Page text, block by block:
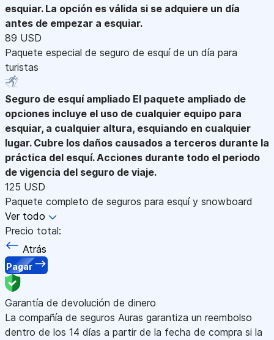
esquiar. La opción es válida si se adquiere un día
antes de empezar a esquiar.
89 USD
Paquete especial de seguro de esquí de un día para
turistas
Seguro de esquí ampliado El paquete ampliado de
opciones incluye el uso de cualquier equipo para
esquiar, a cualquier altura, esquiando en cualquier
lugar. Cubre los daños causados a terceros durante la
práctica del esquí. Acciones durante todo el periodo
de vigencia del seguro de viaje.
125 USD
Paquete completo de seguros para esquí y snowboard
Ver todo
Precio total:
Atrás
Pagar
Garantía de devolución de dinero
La compañía de seguros Auras garantiza un reembolso
dentro de los 14 días a partir de la fecha de compra si la